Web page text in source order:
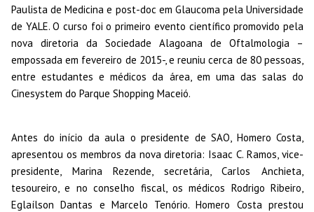
Paulista de Medicina e post-doc em Glaucoma pela Universidade
de YALE. O curso foi o primeiro evento científico promovido pela
nova diretoria da Sociedade Alagoana de Oftalmologia –
empossada em fevereiro de 2015-, e reuniu cerca de 80 pessoas,
entre estudantes e médicos da área, em uma das salas do
Cinesystem do Parque Shopping Maceió.
Antes do início da aula o presidente de SAO, Homero Costa,
apresentou os membros da nova diretoria: Isaac C. Ramos, vice-
presidente, Marina Rezende, secretária, Carlos Anchieta,
tesoureiro, e no conselho fiscal, os médicos Rodrigo Ribeiro,
Eglaílson Dantas e Marcelo Tenório. Homero Costa prestou